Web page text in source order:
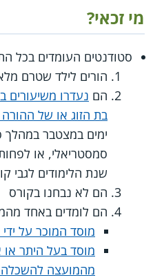
מי זכאי?
סטודנטים העומדים בכל
הורים לילד שטרם מלאו לו
הם נעדרו משיעורים
בת הזוג או של
ימים במצטבר במהלך
שנת הלימודים לגבי
הם לא נבחנו בקורס
הם לומדים באחד
מוסד המוכר על
מוסד בעל היתר
מהמועצה להשכלה